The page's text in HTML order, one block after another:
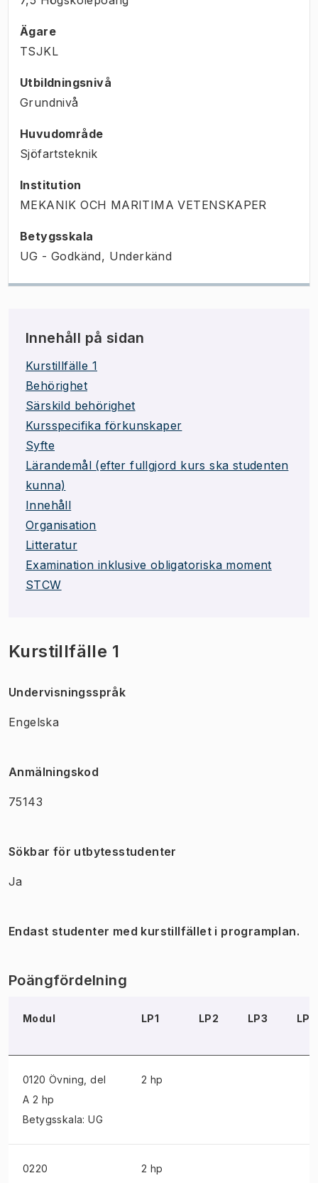
Ägare
TSJKL
Utbildningsnivå
Grundnivå
Huvudområde
Sjöfartsteknik
Institution
MEKANIK OCH MARITIMA VETENSKAPER
Betygsskala
UG - Godkänd, Underkänd
Innehåll på sidan
Kurstillfälle 1
Behörighet
Särskild behörighet
Kursspecifika förkunskaper
Syfte
Lärandemål (efter fullgjord kurs ska studenten
kunna)
Innehåll
Organisation
Litteratur
Examination inklusive obligatoriska moment
STCW
Kurstillfälle 1
Undervisningsspråk
Engelska
Anmälningskod
75143
Sökbar för utbytesstudenter
Ja
Endast studenter med kurstillfället i programplan.
Poängfördelning
Modul LP1 LP2 LP3 LP4
0120 Övning , del
A 2 hp
Betygsskala: UG
2 hp
0220
2 hp